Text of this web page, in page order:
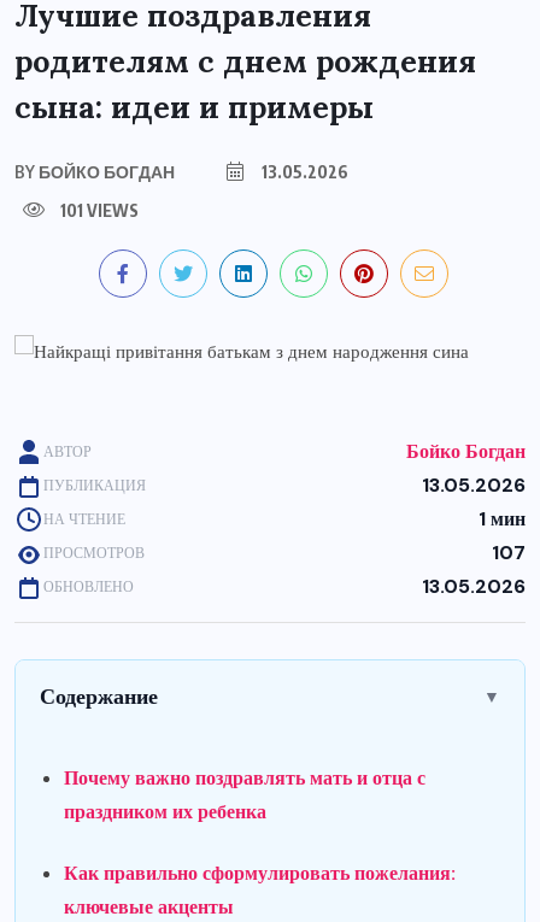
Лучшие поздравления
родителям с днем рождения
сына: идеи и примеры
BY БОЙКО БОГДАН
13.05.2026
101 VIEWS
АВТОР Бойко Богдан
ПУБЛИКАЦИЯ 13.05.2026
НА ЧТЕНИЕ 1 мин
ПРОСМОТРОВ 107
ОБНОВЛЕНО 13.05.2026
Содержание ▼
Почему важно поздравлять мать и отца с
праздником их ребенка
Как правильно сформулировать пожелания:
ключевые акценты